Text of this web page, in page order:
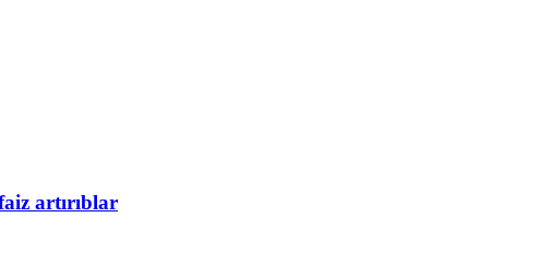
artırıblar